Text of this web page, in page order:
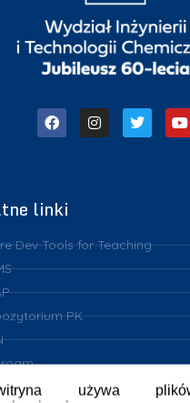
linki
Dev Tools for Teaching
PK
używa